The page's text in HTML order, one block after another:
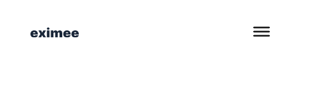
<- Back to Customer Stories